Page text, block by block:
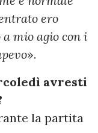
ero
mio agio con i
».
avresti
la partita